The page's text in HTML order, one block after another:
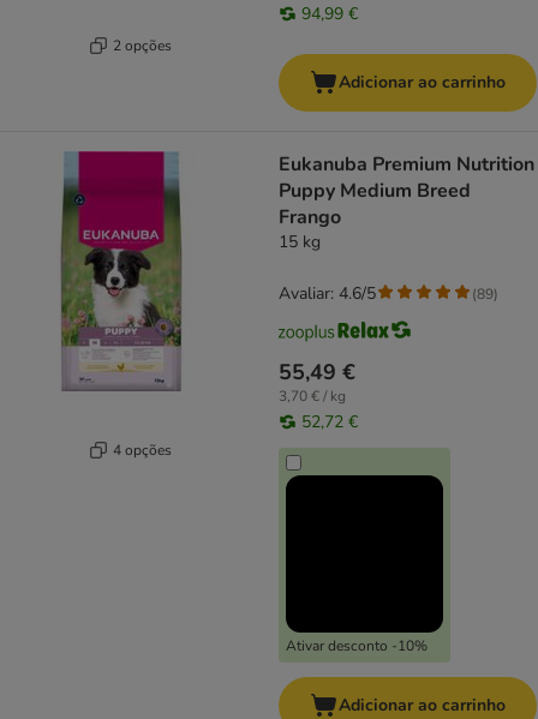
2 opções
94,99 €
Adicionar ao carrinho
4 opções
Eukanuba Premium Nutrition
Puppy Medium Breed
Frango
15 kg
55,49 €
3,70 € / kg
52,72 €
Ativar desconto -10%
Avaliar: 4.6/5 (89)
Adicionar ao carrinho